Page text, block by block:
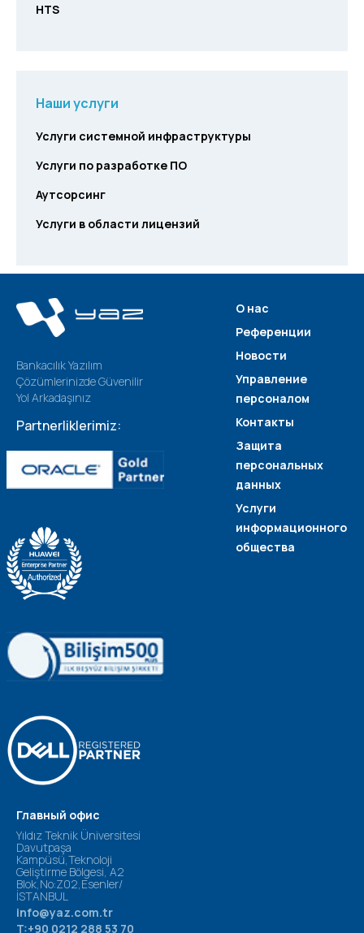
HTS
Наши услуги
Услуги системной инфраструктуры
Услуги по разработке ПО
Аутсорсинг
Услуги в области лицензий
Bankacılık Yazılım
Çözümlerinizde Güvenilir
Yol Arkadaşınız
Partnerliklerimiz:
О нас
Референции
Новости
Управление
персоналом
Контакты
Защита
персональных
данных
Услуги
информационного
общества
Главный офис
Yıldız Teknik Üniversitesi
Davutpaşa
Kampüsü,Teknoloji
Geliştirme Bölgesi, A2
Blok,No:Z02,Esenler/
İSTANBUL
info@yaz.com.tr
T:+90 0212 288 53 70